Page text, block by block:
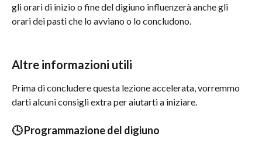
gli orari di inizio o fine del digiuno influenzerà anche gli
orari dei pasti che lo avviano o lo concludono.
Altre informazioni utili
Prima di concludere questa lezione accelerata, vorremmo
darti alcuni consigli extra per aiutarti a iniziare.
🕓 Programmazione del digiuno